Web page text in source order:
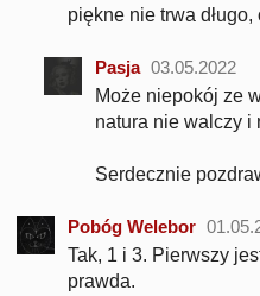
piękne nie trwa
Pasja 03.05.2022
Może niepokój ze
natura nie walczy i
Serdecznie
Pobóg Welebor
Tak, 1 i 3. Pierwszy
prawda.